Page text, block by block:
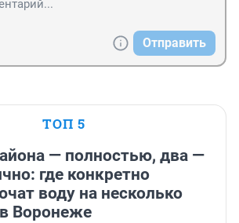
Отправить
ТОП 5
— полностью, два —
где конкретно
воду на несколько
Воронеже